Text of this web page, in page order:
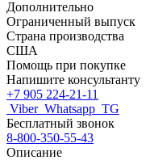
Дополнительно
Ограниченный выпуск
Страна производства
США
Помощь при покупке
Напишите консультанту
+7 905 224-21-11
Viber Whatsapp TG
Бесплатный звонок
8-800-350-55-43
Описание